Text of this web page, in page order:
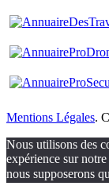
Mentions Légales.
Nous utilisons des
expérience sur
nous supposerons